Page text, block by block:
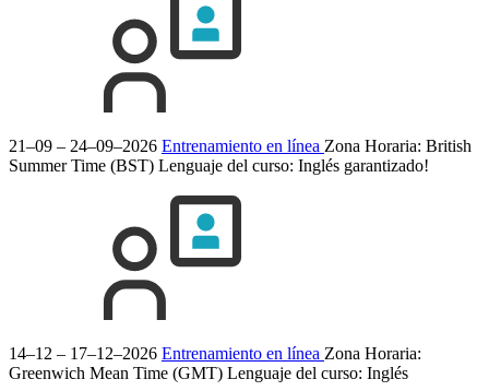
21–09 – 24–09–2026 Entrenamiento en línea Zona Horaria: British
Summer Time (BST) Lenguaje del curso: Inglés garantizado!
14–12 – 17–12–2026 Entrenamiento en línea Zona Horaria:
Greenwich Mean Time (GMT) Lenguaje del curso: Inglés